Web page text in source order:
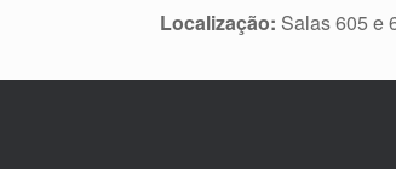
Localização: Salas 605 e